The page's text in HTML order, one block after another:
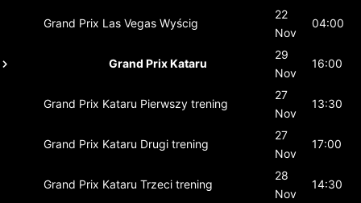
Grand Prix Las Vegas Wyścig
22
Nov
04:00
Grand Prix Kataru
29
Nov
16:00
Grand Prix Kataru Pierwszy trening
27
Nov
13:30
Grand Prix Kataru Drugi trening
27
Nov
17:00
Grand Prix Kataru Trzeci trening
28
Nov
14:30